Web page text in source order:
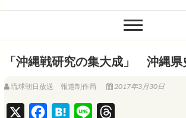
QAB NEWS
「沖縄戦研究の集大成」 沖縄県
琉球朝日放送 報道制作局 2017年3月30日
H